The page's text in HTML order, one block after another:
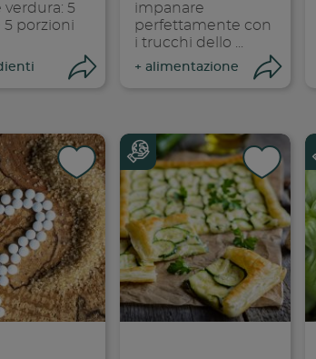
su
link
5
5 porzioni
Condividi
Condividi su
Copia link
impanare
perfettamente con
i trucchi dello ...
+ alimentazione